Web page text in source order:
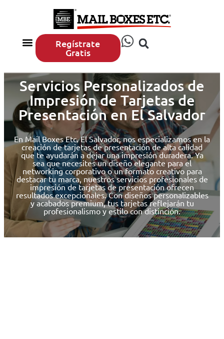
Regístrate
Gratis
Servicios Personalizados de
Impresión de Tarjetas de
Presentación en El Salvador
En Mail Boxes Etc. El Salvador, nos especializamos en la
creación de tarjetas de presentación de alta calidad
que te ayudarán a dejar una impresión duradera. Ya
sea que necesites un diseño elegante para el
networking corporativo o un formato creativo para
destacar tu marca, nuestros servicios profesionales de
impresión de tarjetas de presentación ofrecen
resultados excepcionales. Con diseños personalizables
y acabados premium, tus tarjetas reflejarán tu
profesionalismo y estilo con distinción.